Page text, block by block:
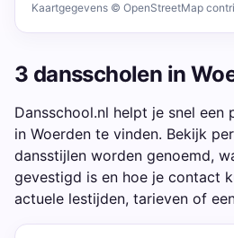
Kaartgegevens © OpenStreetMap
3 dansscholen in
Dansschool.nl helpt je snel een
in Woerden te vinden. Bekijk
dansstijlen worden genoemd,
gevestigd is en hoe je contact
actuele lestijden, tarieven of